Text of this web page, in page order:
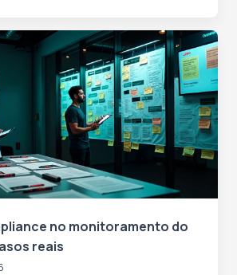
no monitoramento do
reais